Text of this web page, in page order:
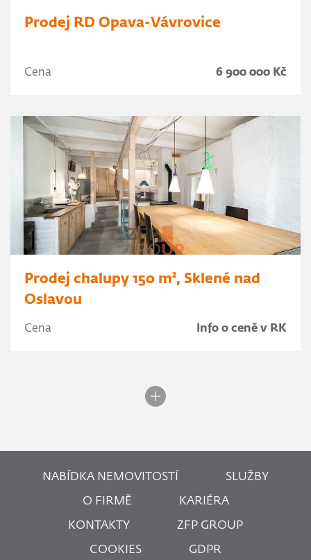
Prodej RD Opava-Vávrovice
Cena 6 900 000 Kč
Prodej chalupy 150 m², Sklené nad
Oslavou
Cena Info o ceně v RK
NABÍDKA NEMOVITOSTÍ SLUŽBY
O FIRMĚ KARIÉRA
KONTAKTY ZFP GROUP
COOKIES GDPR